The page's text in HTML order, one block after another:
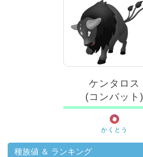
ケンタロス
(コンバット)
かくとう
種族値 ＆ ランキング